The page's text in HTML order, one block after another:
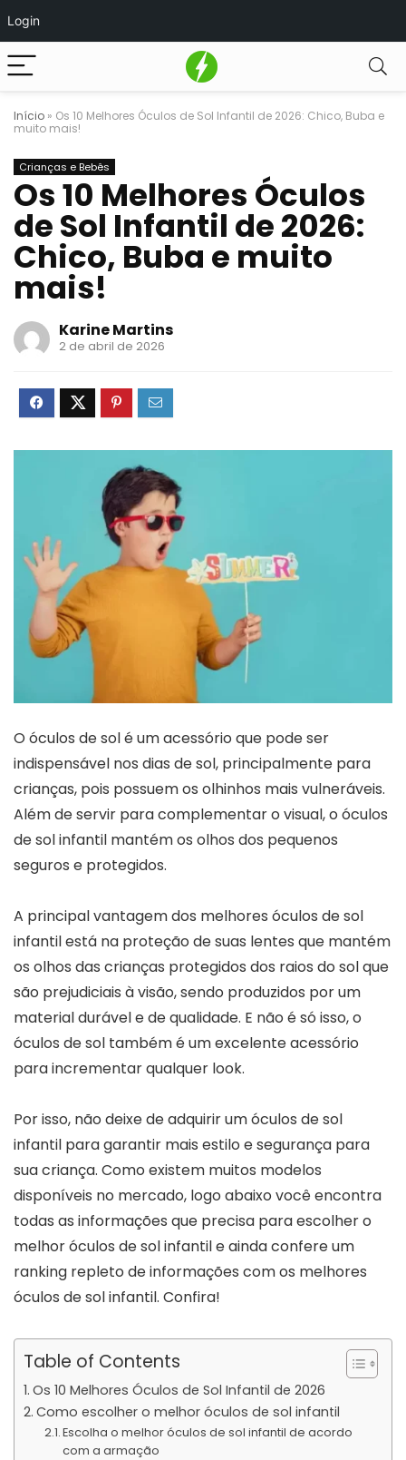
Login
Início » Os 10 Melhores Óculos de Sol Infantil de 2026: Chico, Buba e
muito mais!
Crianças e Bebês
Os 10 Melhores Óculos
de Sol Infantil de 2026:
Chico, Buba e muito
mais!
Karine Martins
2 de abril de 2026
O óculos de sol é um acessório que pode ser
indispensável nos dias de sol, principalmente para
crianças, pois possuem os olhinhos mais vulneráveis.
Além de servir para complementar o visual, o óculos
de sol infantil mantém os olhos dos pequenos
seguros e protegidos.
A principal vantagem dos melhores óculos de sol
infantil está na proteção de suas lentes que mantém
os olhos das crianças protegidos dos raios do sol que
são prejudiciais à visão, sendo produzidos por um
material durável e de qualidade. E não é só isso, o
óculos de sol também é um excelente acessório
para incrementar qualquer look.
Por isso, não deixe de adquirir um óculos de sol
infantil para garantir mais estilo e segurança para
sua criança. Como existem muitos modelos
disponíveis no mercado, logo abaixo você encontra
todas as informações que precisa para escolher o
melhor óculos de sol infantil e ainda confere um
ranking repleto de informações com os melhores
óculos de sol infantil. Confira!
Table of Contents
Os 10 Melhores Óculos de Sol Infantil de 2026
Como escolher o melhor óculos de sol infantil
Escolha o melhor óculos de sol infantil de acordo
com a armação